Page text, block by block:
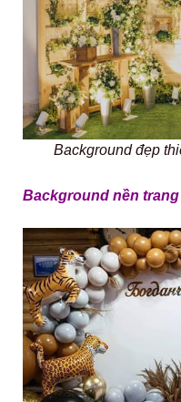
Background đẹp
Background nền